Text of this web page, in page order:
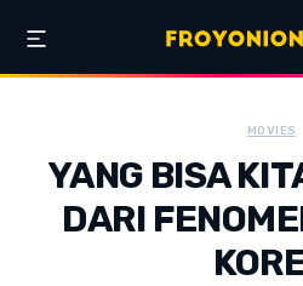
MOVIES
YANG BISA
DARI